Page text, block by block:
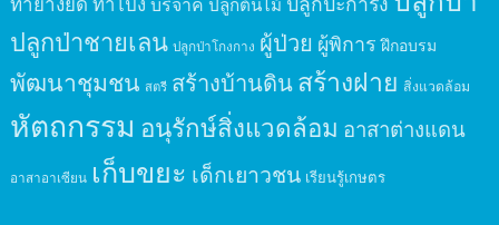
ปลูกต้นไม้
ปลูกป่าชายเลน ปลูกป่าโกงกาง ผู้ป่วย ผู้พิการ ฝึกอบรม
พัฒนาชุมชน สตรี สร้างบ้านดินสร้างฝาย สิ่งแวดล้อม
หัตถกรรม อนุรักษ์สิ่งแวดล้อม อาสาต่างแดน
อาสาอาเซียน เก็บขยะ เด็กเยาวชน เรียนรู้เกษตร